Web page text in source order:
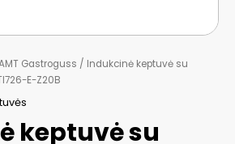
Gastroguss / Indukcinė keptuvė su
E-Z20B
keptuvė su